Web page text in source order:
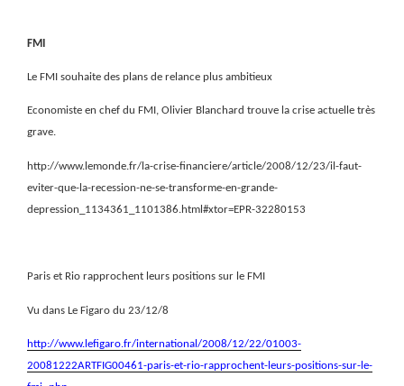
FMI
Le FMI souhaite des plans de relance plus ambitieux
Economiste en chef du FMI, Olivier Blanchard trouve la crise actuelle très
grave.
http://www.lemonde.fr/la-crise-financiere/article/2008/12/23/il-faut-
eviter-que-la-recession-ne-se-transforme-en-grande-
depression_1134361_1101386.html#xtor=EPR-32280153
Paris et Rio rapprochent leurs positions sur le FMI
Vu dans Le Figaro du 23/12/8
http://www.lefigaro.fr/international/2008/12/22/01003-
20081222ARTFIG00461-paris-et-rio-rapprochent-leurs-positions-sur-le-